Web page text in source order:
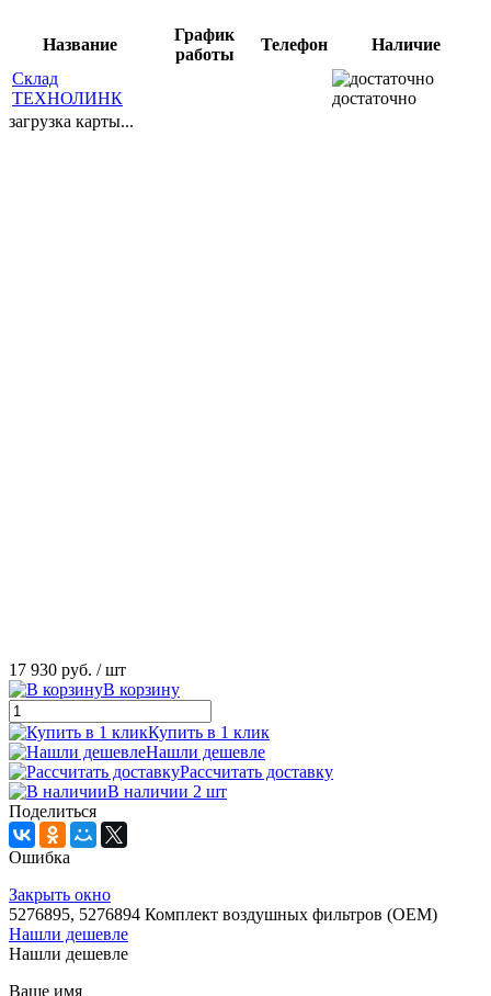
Название
График
работы
Телефон
Наличие
Склад
ТЕХНОЛИНК
достаточно
загрузка карты...
17 930 руб. / шт
В корзину
Купить в 1 клик
Нашли дешевле
Рассчитать доставку
В наличии 2 шт
Поделиться
Ошибка
Закрыть окно
5276895, 5276894 Комплект воздушных фильтров (OEM)
Нашли дешевле
Нашли дешевле
Ваше имя